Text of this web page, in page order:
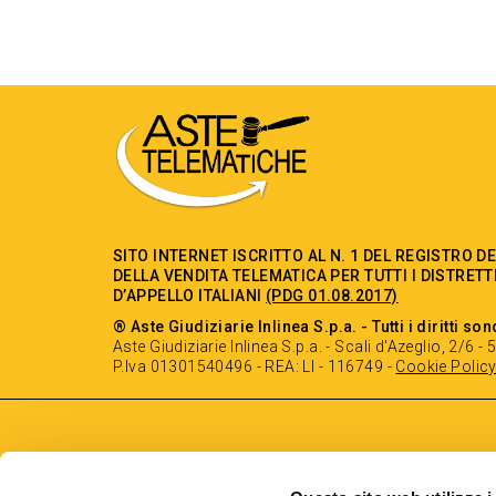
SITO INTERNET ISCRITTO AL N. 1 DEL REGISTRO
DELLA VENDITA TELEMATICA PER TUTTI I
D’APPELLO ITALIANI (PDG 01.08.2017)
® Aste Giudiziarie Inlinea S.p.a. - Tutti i diritti
Aste Giudiziarie Inlinea S.p.a. - Scali d'Azeglio, 2/6 -
P.Iva 01301540496 - REA: LI - 116749 - Cookie Policy